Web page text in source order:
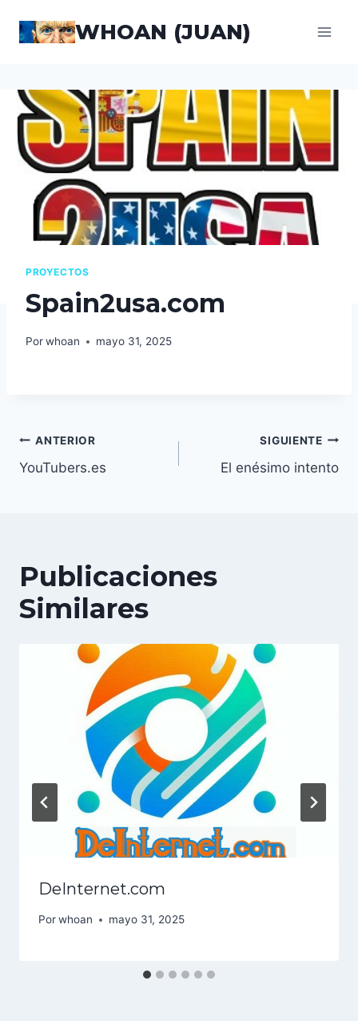
WHOAN (JUAN)
PROYECTOS
Spain2usa.com
Porwhoan mayo 31, 2025
Navegación
de
ANTERIOR
YouTubers.es
SIGUIENTE
El enésimo intento
Publicaciones
Similares
DeInternet.com
Porwhoan mayo 31, 2025